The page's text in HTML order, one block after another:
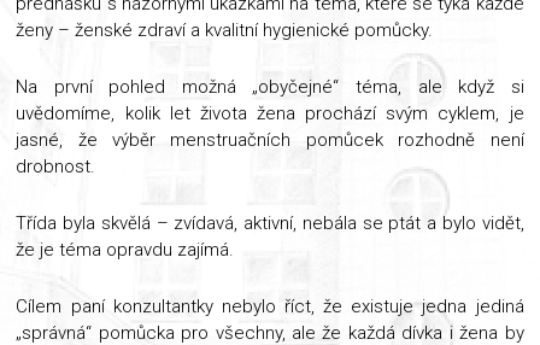
ženy – ženské zdraví a kvalitní hygienické pomůcky.
Na první pohled možná „obyčejné“ téma, ale když si
uvědomíme, kolik let života žena prochází svým cyklem, je
jasné, že výběr menstruačních pomůcek rozhodně není
drobnost.
Třída byla skvělá – zvídavá, aktivní, nebála se ptát a bylo vidět,
že je téma opravdu zajímá.
Cílem paní konzultantky nebylo říct, že existuje jedna jediná
„správná“ pomůcka pro všechny, ale že každá dívka i žena by